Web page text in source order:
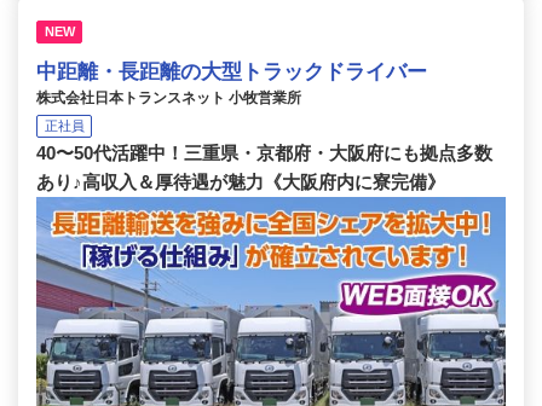
NEW
中距離・長距離の大型トラックドライバー
株式会社日本トランスネット 小牧営業所
正社員
40〜50代活躍中！三重県・京都府・大阪府にも拠点多数
あり♪高収入＆厚待遇が魅力《大阪府内に寮完備》